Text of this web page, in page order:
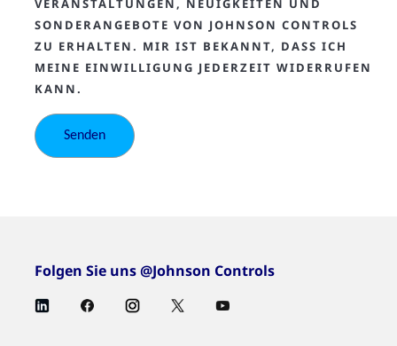
VERANSTALTUNGEN, NEUIGKEITEN UND
SONDERANGEBOTE VON JOHNSON CONTROLS
ZU ERHALTEN. MIR IST BEKANNT, DASS ICH
MEINE EINWILLIGUNG JEDERZEIT WIDERRUFEN
KANN.
Folgen Sie uns @Johnson Controls